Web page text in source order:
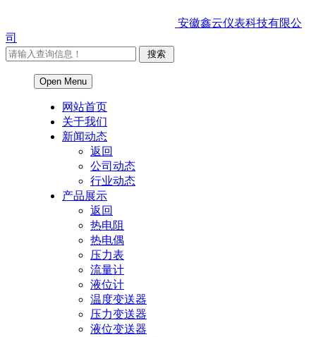
安徽鑫云仪表科技有限公
司
Open Menu
网站首页
关于我们
新闻动态
返回
公司动态
行业动态
产品展示
返回
热电阻
热电偶
压力表
流量计
液位计
温度变送器
压力变送器
液位变送器